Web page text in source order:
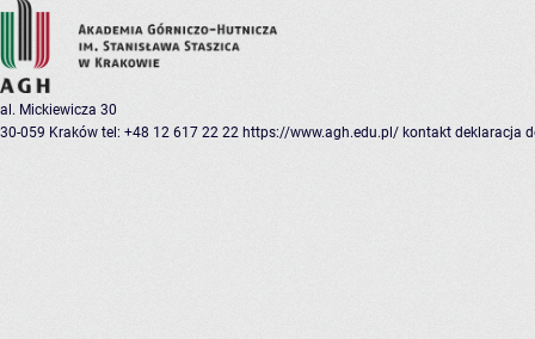
al. Mickiewicza 30
30-059 Kraków tel: +48 12 617 22 22 https://www.agh.edu.pl/ kontakt deklaracja